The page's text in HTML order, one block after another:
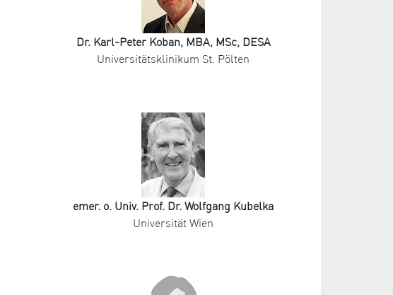
Dr. Karl-Peter Koban, MBA, MSc, DESA
Universitätsklinikum St. Pölten
emer. o. Univ. Prof. Dr. Wolfgang Kubelka
Universität Wien